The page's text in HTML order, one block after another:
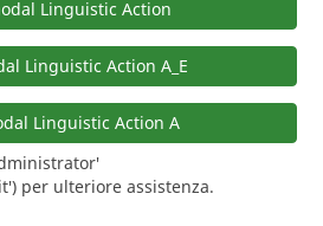
Linguistic Action
Linguistic Action A_E
Linguistic Action A
per ulteriore assistenza.